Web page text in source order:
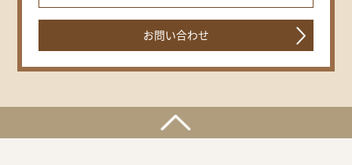
お問い合わせ